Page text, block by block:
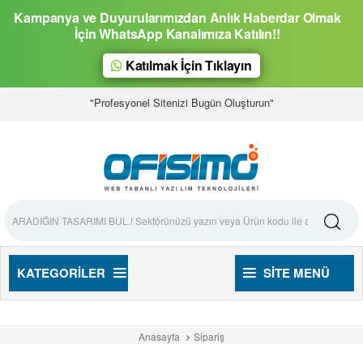
Kampanya ve Duyurularımızdan Anlık Haberdar Olmak
İçin WhatsApp Kanalımıza Katılın!!
Katılmak İçin Tıklayın
"Profesyonel Sitenizi Bugün Oluşturun"
KATEGORILER SITE MENÜ
Anasayfa Sipariş